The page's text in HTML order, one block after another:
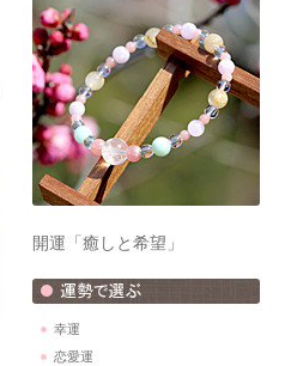
開運「癒しと希望」
幸運
恋愛運